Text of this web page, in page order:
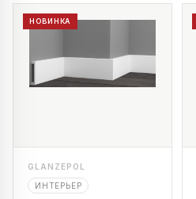
НОВИНКА
GLANZEPOL
ИНТЕРЬЕР